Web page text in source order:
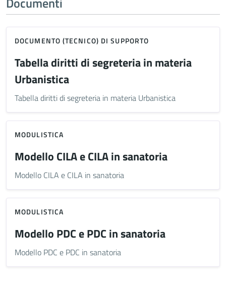
DOCUMENTO (TECNICO) DI SUPPORTO
Tabella diritti di segreteria in materia
Urbanistica
Tabella diritti di segreteria in materia Urbanistica
MODULISTICA
Modello CILA e CILA in sanatoria
Modello CILA e CILA in sanatoria
MODULISTICA
Modello PDC e PDC in sanatoria
Modello PDC e PDC in sanatoria